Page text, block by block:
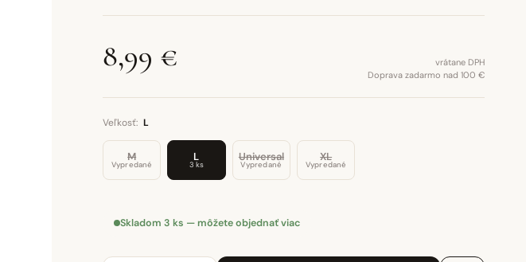
8,99 €
vrátane DPH
Doprava zadarmo nad 100 €
Veľkosť: L
M
Vypredané
L
3 ks
Universal
Vypredané
XL
Vypredané
Skladom 3 ks — môžete objednať viac